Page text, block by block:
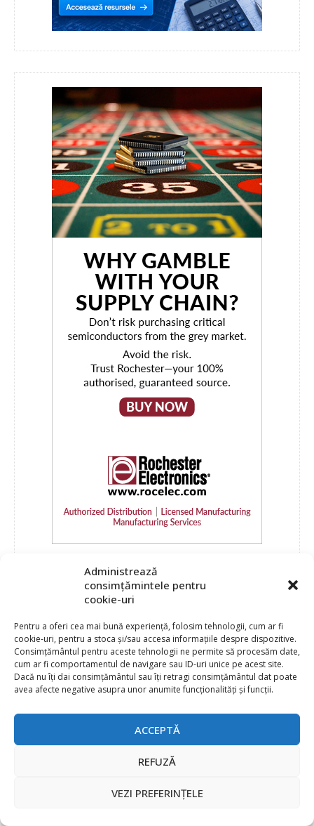
Administrează
consimțămintele pentru
cookie-uri
Pentru a oferi cea mai bună experiență, folosim tehnologii, cum ar fi
cookie-uri, pentru a stoca și/sau accesa informațiile despre dispozitive.
Consimțământul pentru aceste tehnologii ne permite să procesăm date,
cum ar fi comportamentul de navigare sau ID-uri unice pe acest site.
Dacă nu îți dai consimțământul sau îți retragi consimțământul dat poate
avea afecte negative asupra unor anumite funcționalități și funcții.
ACCEPTĂ
REFUZĂ
VEZI PREFERINȚELE